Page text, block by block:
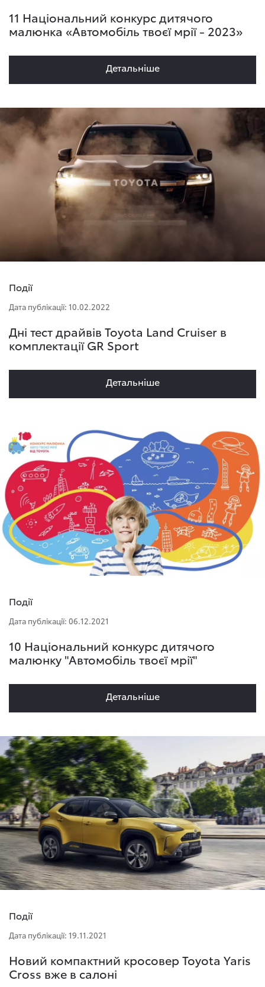
11 Національний конкурс дитячого
малюнка «Автомобіль твоєї мрії - 2023»
Детальнiше
Події
Дата публікації: 10.02.2022
Дні тест драйвів Toyota Land Cruiser в
комплектації GR Sport
Детальнiше
Події
Дата публікації: 06.12.2021
10 Національний конкурс дитячого
малюнку "Автомобіль твоєї мрії"
Детальнiше
Події
Дата публікації: 19.11.2021
Новий компактний кросовер Toyota Yaris
Cross вже в салоні